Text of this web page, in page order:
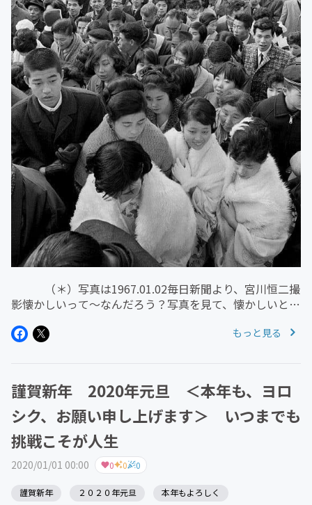
（＊）写真は1967.01.02毎日新聞より、宮川恒二撮
影懐かしいって～なんだろう？写真を見て、懐かしいと感
さや嬉しさや素敵な記憶が蘇る そうだ、そうだ～ あの
もっと見る
謹賀新年 2020年元旦 ＜本年も、ヨロ
シク、お願い申し上げます＞ いつまでも
挑戦こそが人生
2020/01/01 00:00 0 0 0
謹賀新年 ２０２０年元旦
本年もよろしく